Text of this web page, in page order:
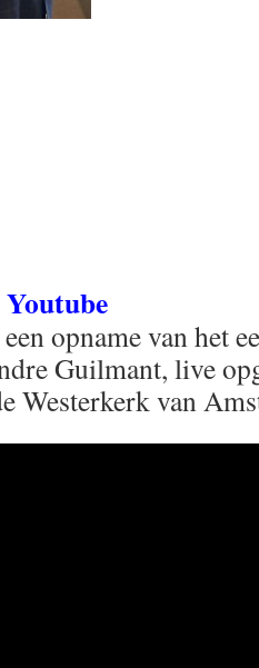
opname van het
Guilmant, live
Westerkerk van